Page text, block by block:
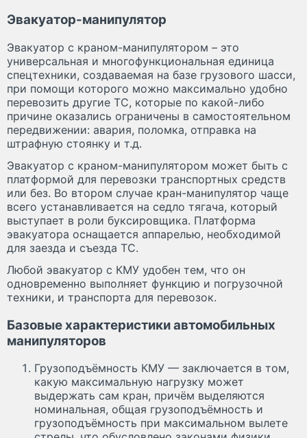
Эвакуатор-манипулятор
Эвакуатор с краном-манипулятором – это
универсальная и многофункциональная единица
спецтехники, создаваемая на базе грузового шасси,
при помощи которого можно максимально удобно
перевозить другие ТС, которые по какой-либо
причине оказались ограничены в самостоятельном
передвижении: авария, поломка, отправка на
штрафную стоянку и т.д.
Эвакуатор с краном-манипулятором может быть с
платформой для перевозки транспортных средств
или без. Во втором случае кран-манипулятор чаще
всего устанавливается на седло тягача, который
выступает в роли буксировщика. Платформа
эвакуатора оснащается аппарелью, необходимой
для заезда и съезда ТС.
Любой эвакуатор с КМУ удобен тем, что он
одновременно выполняет функцию и погрузочной
техники, и транспорта для перевозок.
Базовые характеристики автомобильных
манипуляторов
Грузоподъёмность КМУ — заключается в том,
какую максимальную нагрузку может
выдержать сам кран, причём выделяются
номинальная, общая грузоподъёмность и
грузоподъёмность при максимальном вылете